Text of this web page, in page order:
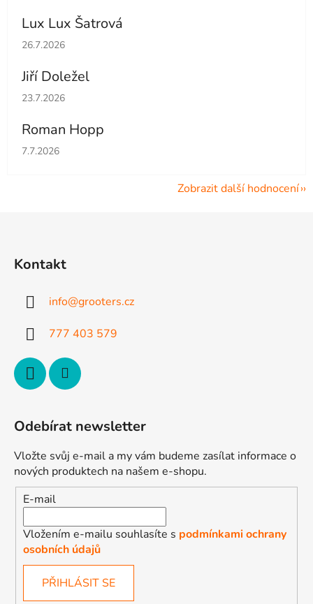
Lux Lux Šatrová
Hodnocení obchodu je 5 z 5 hvězdiček.
26.7.2026
Jiří Doležel
Hodnocení obchodu je 5 z 5 hvězdiček.
23.7.2026
Roman Hopp
Hodnocení obchodu je 5 z 5 hvězdiček.
7.7.2026
Zobrazit další hodnocení
Kontakt
info@grooters.cz
777 403 579
Odebírat newsletter
Vložte svůj e-mail a my vám budeme zasílat informace o
nových produktech na našem e-shopu.
E-mail
Vložením e-mailu souhlasíte s podmínkami ochrany
osobních údajů
PŘIHLÁSIT SE